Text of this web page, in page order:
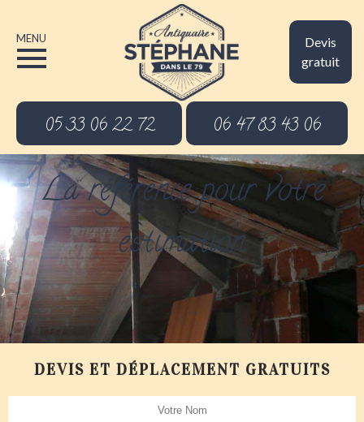
Devis
gratuit
MENU
05 33 06 22 72 06 47 83 43 06
La référence pour votre
estimation
DEVIS ET DÉPLACEMENT GRATUITS